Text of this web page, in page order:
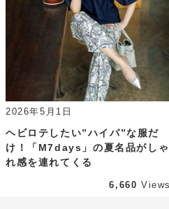
2026年5月1日
ヘビロテしたい”ハイパ”な服だ
け！「M7days」の夏名品がしゃ
れ感を連れてくる
6,660 Views